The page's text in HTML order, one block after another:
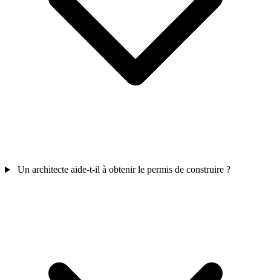
Un architecte aide-t-il à obtenir le permis de construire ?